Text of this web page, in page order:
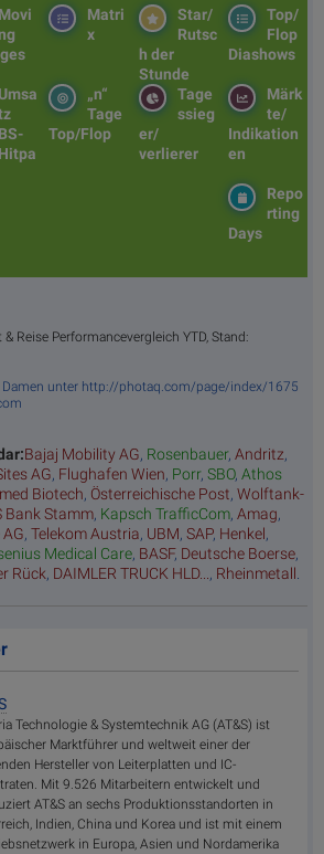
Top/
Flop
Diashows
Star/
Rutsc
h der
Stunde
Matri
x
Movi
Märk
te/
Indikation
en
Tage
ssieg
er/
verlierer
„n“
Tage
Top/Flop
Umsa
BS-
Hitpa
Repo
rting
Days
Reise Performancevergleich YTD, Stand:
Damen unter http://photaq.com/page/index/1675
Bajaj Mobility AG, Rosenbauer, Andritz,
AG, Flughafen Wien, Porr, SBO, Athos
Biotech, Österreichische Post, Wolftank-
Bank Stamm, Kapsch TrafficCom, Amag,
, Telekom Austria, UBM, SAP, Henkel,
Medical Care, BASF, Deutsche Boerse,
Rück, DAIMLER TRUCK HLD..., Rheinmetall.
Technologie & Systemtechnik AG (AT&S) ist
Marktführer und weltweit einer der
Hersteller von Leiterplatten und IC-
Mit 9.526 Mitarbeitern entwickelt und
AT&S an sechs Produktionsstandorten in
Indien, China und Korea und ist mit einem
in Europa, Asien und Nordamerika